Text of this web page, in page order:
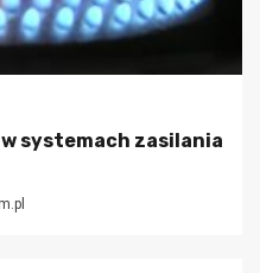
systemach zasilania